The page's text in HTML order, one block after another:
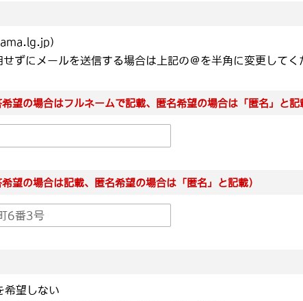
ずにメールを送信する場合は上記の＠を半角に変更してく
望の場合はフルネームで記載、匿名希望の場合は「匿名」と記
望の場合は記載、匿名希望の場合は「匿名」と記載）
希望しない